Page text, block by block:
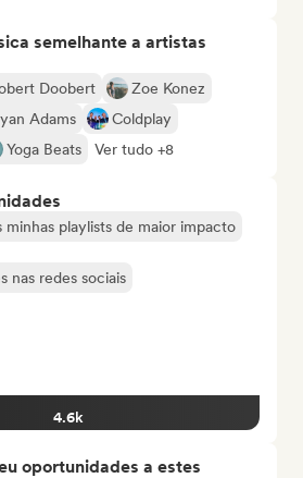
semelhante a artistas
Doobert
Zoe Konez
Adams
Coldplay
Yoga Beats Ver tudo +8
minhas playlists de maior impacto
nas redes sociais
4.6k
oportunidades a estes